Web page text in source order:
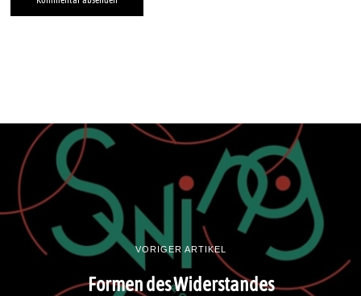
VORIGER ARTIKEL
Formen des Widerstandes